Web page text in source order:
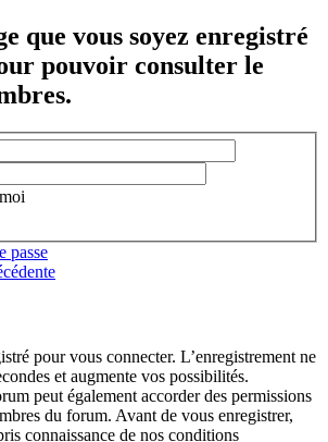
que vous soyez enregistré
pouvoir consulter le
passe
pour vous connecter. L’enregistrement ne
et augmente vos possibilités.
peut également accorder des permissions
du forum. Avant de vous enregistrer,
connaissance de nos conditions